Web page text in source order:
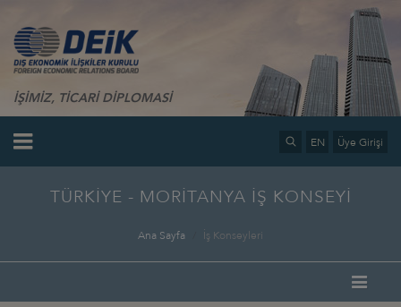
İŞİMİZ, TİCARİ DİPLOMASİ
EN Üye Girişi
TÜRKİYE - MORİTANYA İŞ KONSEYİ
Ana Sayfa İş Konseyleri